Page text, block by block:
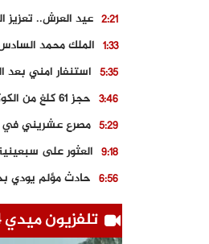
2:21
1:33
5:35
3:46
5:29
9:18
6:56
3:02
3:04 تلفزيون ميدي 24 نيوز